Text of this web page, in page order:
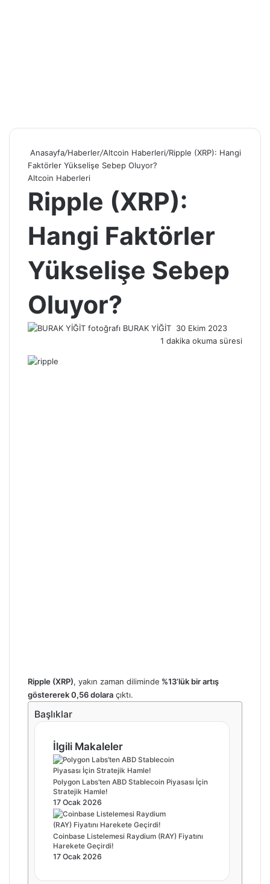
Anasayfa/Haberler/Altcoin Haberleri/Ripple (XRP): Hangi
Faktörler Yükselişe Sebep Oluyor?
Altcoin Haberleri
Ripple (XRP):
Hangi Faktörler
Yükselişe Sebep
Oluyor?
BURAK YİĞİT Bir
e-
30 Ekim 2023
1 dakika okuma süresi
Ripple (XRP), yakın zaman diliminde %13’lük bir artış
göstererek 0,56 dolara çıktı.
Başlıklar
İlgili Makaleler
Polygon Labs’ten ABD Stablecoin Piyasası İçin
Stratejik Hamle!
17 Ocak 2026
Coinbase Listelemesi Raydium (RAY) Fiyatını
Harekete Geçirdi!
17 Ocak 2026